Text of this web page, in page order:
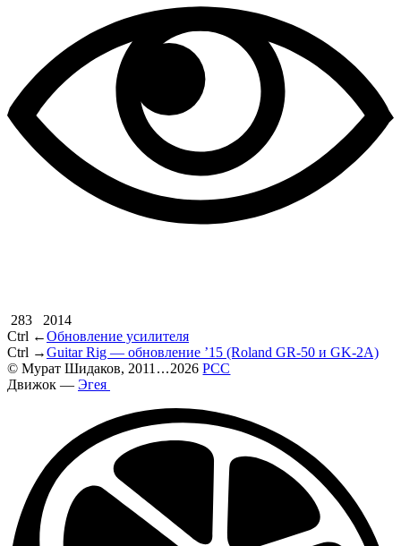
283
2014
Ctrl ←Обновление усилителя
Ctrl →Guitar Rig — обновление ’15 (Roland GR-50 и GK-2A)
© Мурат Шидаков, 2011 ...2026РСС
Движок — Эгея